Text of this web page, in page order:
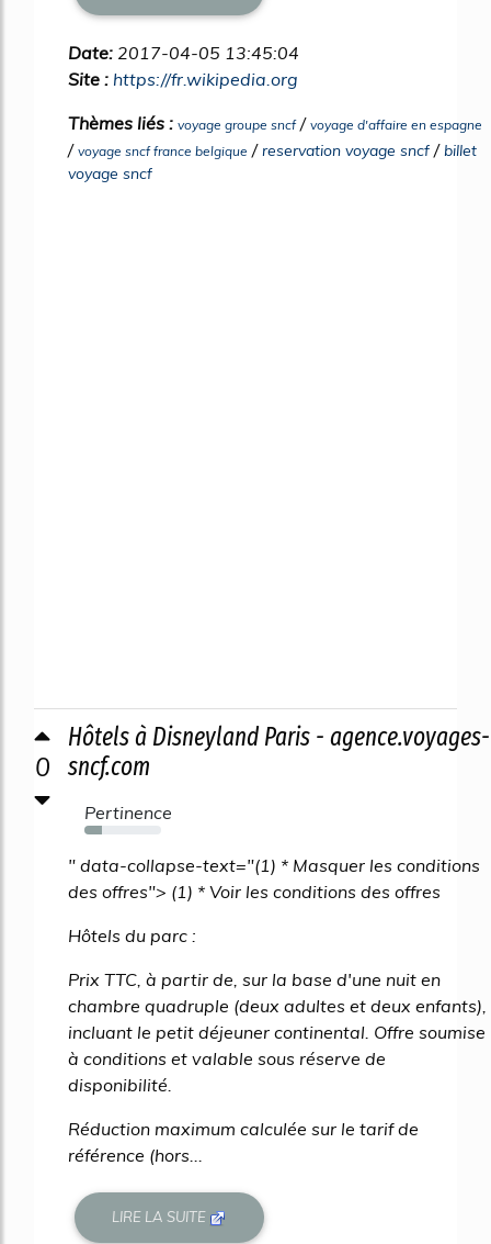
Date: 2017-04-05 13:45:04
Site : https://fr.wikipedia.org
Thèmes liés : voyage groupe sncf/ voyage d'affaire en espagne
/ voyage sncf france belgique /reservation voyage sncf /billet
voyage sncf
0
Hôtels à Disneyland Paris - agence.voyages-
sncf.com
Pertinence
23%
" data-collapse-text="(1) * Masquer les conditions
des offres"> (1) * Voir les conditions des offres
Hôtels du parc :
Prix TTC, à partir de, sur la base d'une nuit en
chambre quadruple (deux adultes et deux enfants),
incluant le petit déjeuner continental. Offre soumise
à conditions et valable sous réserve de
disponibilité.
Réduction maximum calculée sur le tarif de
référence (hors...
LIRE LA SUITE